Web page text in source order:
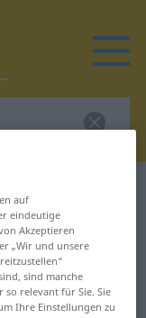
auf
eindeutige
Akzeptieren
„Wir und unsere
sind manche
relevant für Sie. Sie
Ihre Einstellungen zu